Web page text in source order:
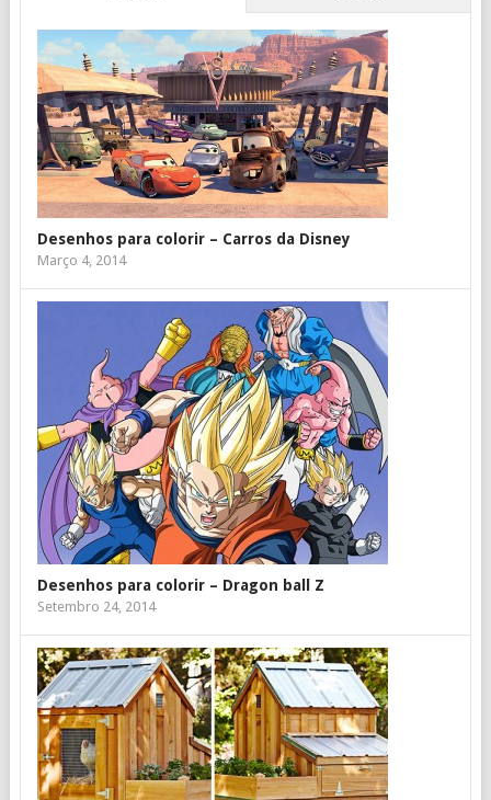
Desenhos para colorir – Carros da Disney
Março 4, 2014
Desenhos para colorir – Dragon ball Z
Setembro 24, 2014